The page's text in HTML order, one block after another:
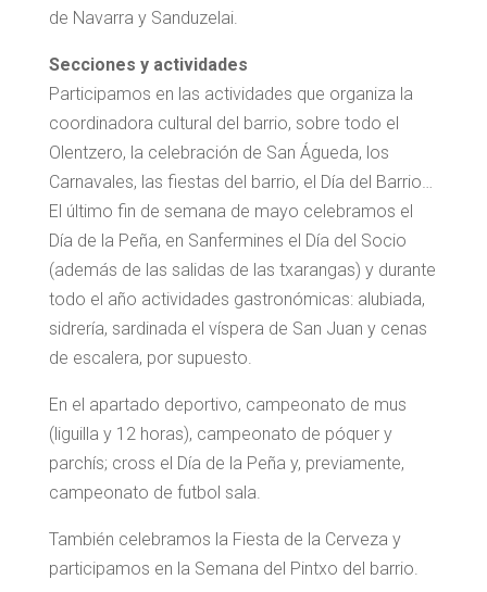
de Navarra y Sanduzelai.
Secciones y actividades
Participamos en las actividades que organiza la
coordinadora cultural del barrio, sobre todo el
Olentzero, la celebración de San Águeda, los
Carnavales, las fiestas del barrio, el Día del Barrio…
El último fin de semana de mayo celebramos el
Día de la Peña, en Sanfermines el Día del Socio
(además de las salidas de las txarangas) y durante
todo el año actividades gastronómicas: alubiada,
sidrería, sardinada el víspera de San Juan y cenas
de escalera, por supuesto.
En el apartado deportivo, campeonato de mus
(liguilla y 12 horas), campeonato de póquer y
parchís; cross el Día de la Peña y, previamente,
campeonato de futbol sala.
También celebramos la Fiesta de la Cerveza y
participamos en la Semana del Pintxo del barrio.